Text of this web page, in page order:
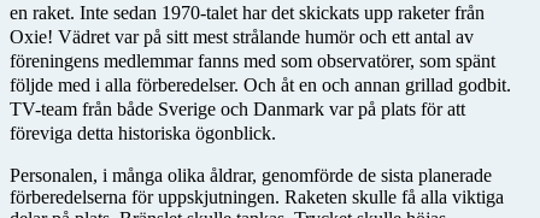
en raket. Inte sedan 1970-talet har det skickats upp raketer från
Oxie! Vädret var på sitt mest strålande humör och ett antal av
föreningens medlemmar fanns med som observatörer, som spänt
följde med i alla förberedelser. Och åt en och annan grillad godbit.
TV-team från både Sverige och Danmark var på plats för att
föreviga detta historiska ögonblick.
Personalen, i många olika åldrar, genomförde de sista planerade
förberedelserna för uppskjutningen. Raketen skulle få alla viktiga